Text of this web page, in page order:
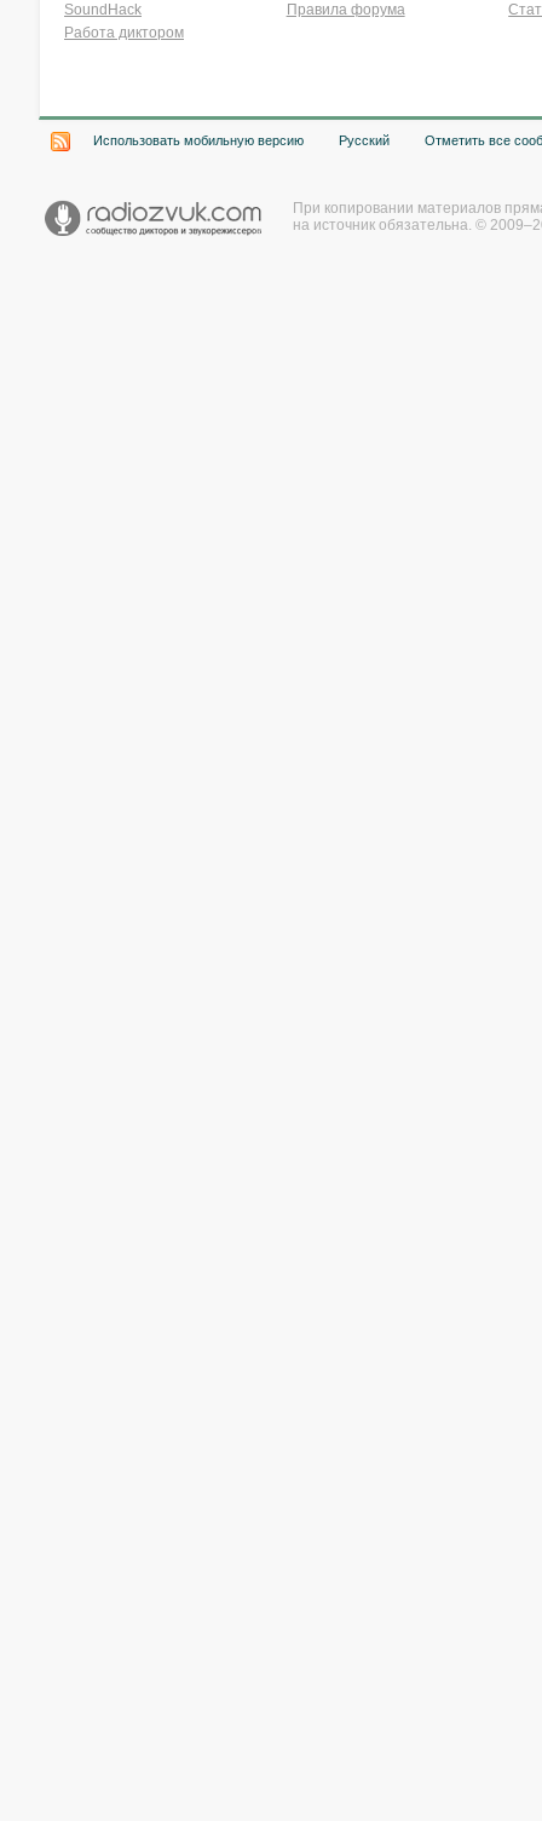
SoundHack
Работа диктором
Правила форума
Использовать мобильную версию Русский Отметить все
При копировании материалов
на источник обязательна. ©